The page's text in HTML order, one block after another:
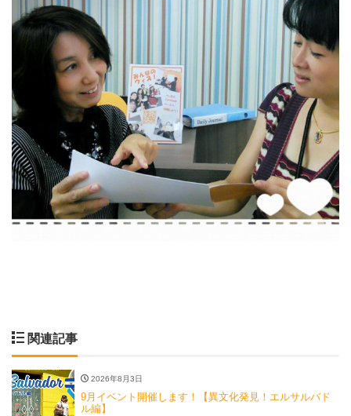
関連記事
2026年8月3日
9月イベント開催します！【異文化発見！エルサルバド
ル編】